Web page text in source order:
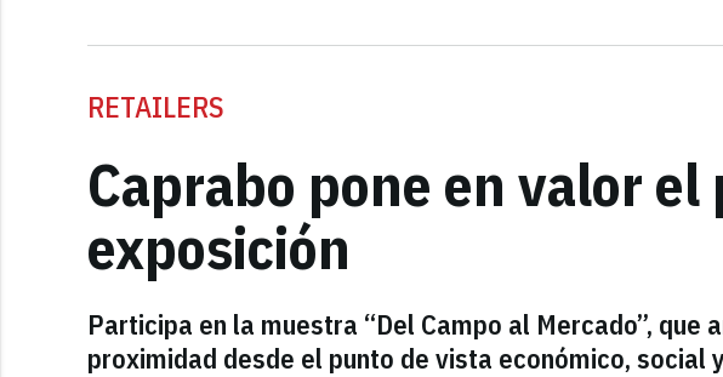
RETAILERS
Caprabo pone en valor
exposición
Participa en la muestra “Del Campo al Mercado”,
proximidad desde el punto de vista económico, social